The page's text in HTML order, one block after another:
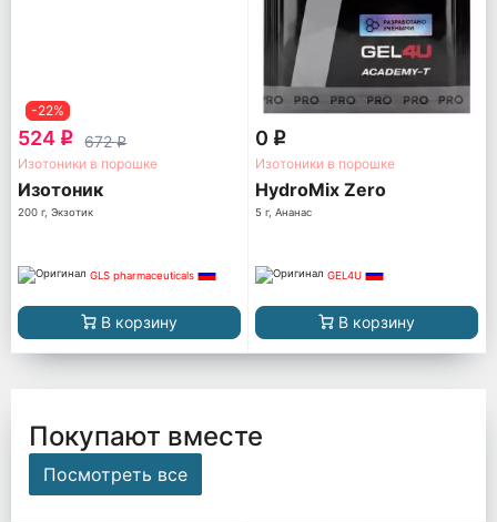
-22%
524 q 672q
Изотоники в порошке
Изотоник
200 г, Экзотик
GLS pharmaceuticals
В корзину
0 q
Изотоники в порошке
HydroMix Zero
5 г, Ананас
GEL4U
В корзину
Покупают вместе
Посмотреть все